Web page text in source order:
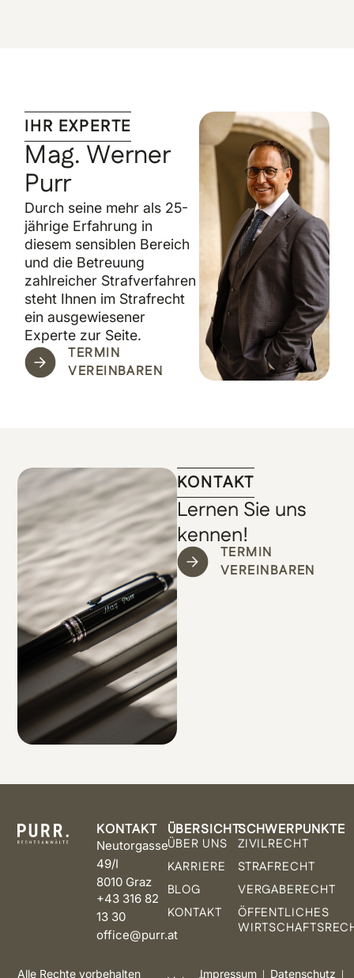
IHR EXPERTE
Mag. Werner
Purr
Durch seine mehr als 25-
jährige Erfahrung in
diesem sensiblen Bereich
und die Betreuung
zahlreicher Strafverfahren
steht Ihnen im Strafrecht
ein ausgewiesener
Experte zur Seite.
TERMIN
VEREINBAREN
KONTAKT
Lernen Sie uns
kennen!
TERMIN
VEREINBAREN
KONTAKT
Neutorgasse
49/I
8010 Graz
+43 316 82
13 30
office@purr.at
ÜBERSICHT
ÜBER UNS
KARRIERE
BLOG
KONTAKT
SCHWERPUNKTE
ZIVILRECHT
STRAFRECHT
VERGABERECHT
ÖFFENTLICHES
Alle Rechte vorbehalten Impressum Datenschutz